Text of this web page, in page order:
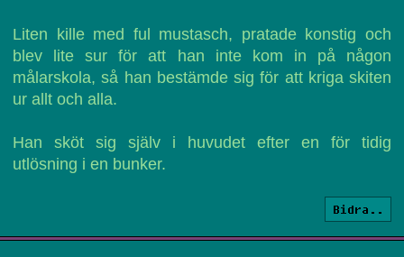
Liten kille med ful mustasch, pratade konstig och
blev lite sur för att han inte kom in på någon
målarskola, så han bestämde sig för att kriga skiten
ur allt och alla.
Han sköt sig själv i huvudet efter en för tidig
utlösning i en bunker.
Bidra..